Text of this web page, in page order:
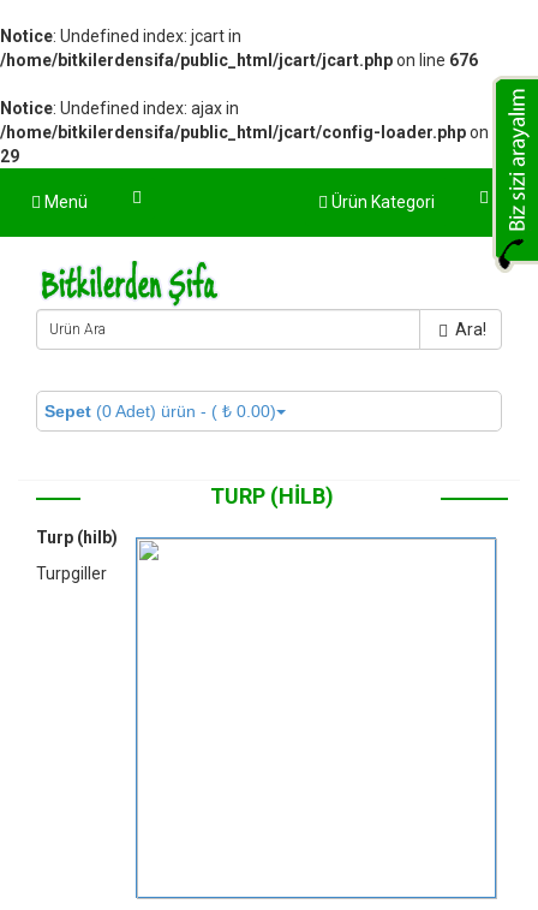
Notice: Undefined index: jcart in
/home/bitkilerdensifa/public_html/jcart/jcart.phpon line 676
Notice: Undefined index: ajax in
/home/bitkilerdensifa/public_html/jcart/config-loader.phpon line
29
Menü Ürün Kategori
Ara!
Sepet (0 Adet) ürün - ( ₺ 0.00)
TURP (HILB)
Turp (hilb)
Turpgiller